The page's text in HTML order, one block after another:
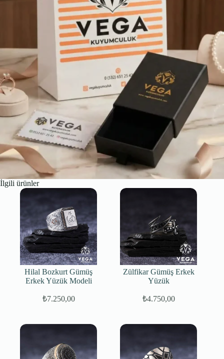
İlgili ürünler
Hilal Bozkurt Gümüş
Erkek Yüzük Modeli
Orijinal
₺7.250,00
Şu
Zülfikar Gümüş Erkek
Yüzük
₺4.750,00